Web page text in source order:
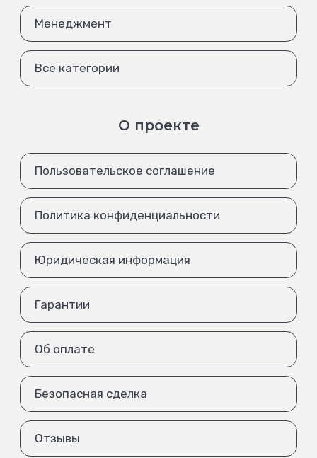
Менеджмент
Все категории
О проекте
Пользовательское соглашение
Политика конфиденциальности
Юридическая информация
Гарантии
Об оплате
Безопасная сделка
Отзывы